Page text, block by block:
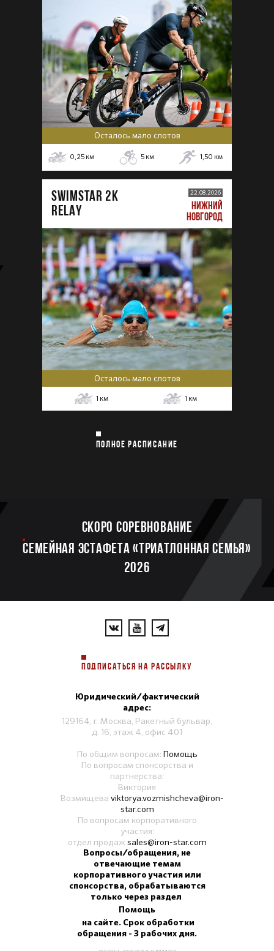
Осталось мало слотов
0,25 км 5 км 1,50 км
SWIMSTAR 2K
RELAY
22.08.2026
НИЖНИЙ
НОВГОРОД
Осталось мало слотов
1 км 1 км
ПОЛНОЕ РАСПИСАНИЕ
Скоро соревнование
Семейная эстафета «Триатлонная семья»
2026
ПОДПИСАТЬСЯ НА РАССЫЛКУ
Юридический/фактический
адрес:
129164, г. Москва, Ракетный бульвар,
д. 16, этаж 4, офис 401
По общим вопросам: Помощь
По вопросам спонсорства и
партнерства:
Виктория
Возмищева viktorya.vozmishcheva@iron-
star.com
По вопросам корпоративного
участия:
отдел продаж sales@iron-star.com
Вопросы/обращения, не
отвечающие темам
корпоративного участия или
спонсорства, обрабатываются
только через раздел
Помощь
на сайте. Срок обработки
обращения - 3 рабочих дня.